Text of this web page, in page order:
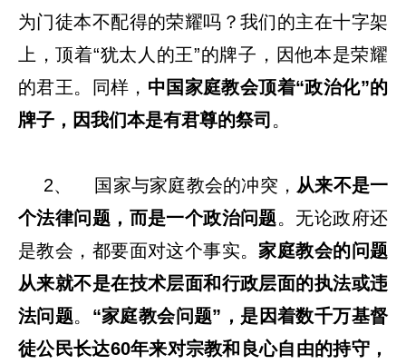
为门徒本不配得的荣耀吗？我们的主在十字架
上，顶着“犹太人的王”的牌子，因他本是荣耀
的君王。同样， 中国家庭教会顶着“政治化”的
牌子，因我们本是有君尊的祭司 。
2、 国家与家庭教会的冲突， 从来不是一
个法律问题，而是一个政治问题。无论政府还
是教会，都要面对这个事实。 家庭教会的问题
从来就不是在技术层面和行政层面的执法或违
法问题。 “家庭教会问题”，是因着数千万基督
徒公民长达60年来对宗教和良心自由的持守，